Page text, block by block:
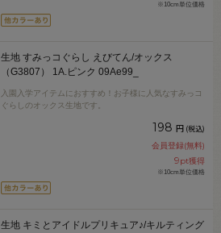
※10cm単位価格
生地 すみっコぐらし えびてん/オックス
（G3807） 1A.ピンク 09Ae99_
入園入学アイテムにおすすめ！お子様に人気なすみっコ
ぐらしのオックス生地です。
198 円 (税込)
会員登録(無料)
9pt獲得
※10cm単位価格
生地 キミとアイドルプリキュア♪/キルティング